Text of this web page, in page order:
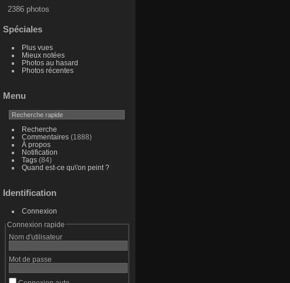
2386 photos
Spéciales
Plus vues
Mieux notées
Photos au hasard
Photos récentes
Menu
Recherche
Commentaires(1888)
À propos
Notification
Tags(84)
Quand est-ce qu\'on peint ?
Identification
Connexion
Connexion rapide
Nom d'utilisateur
Mot de passe